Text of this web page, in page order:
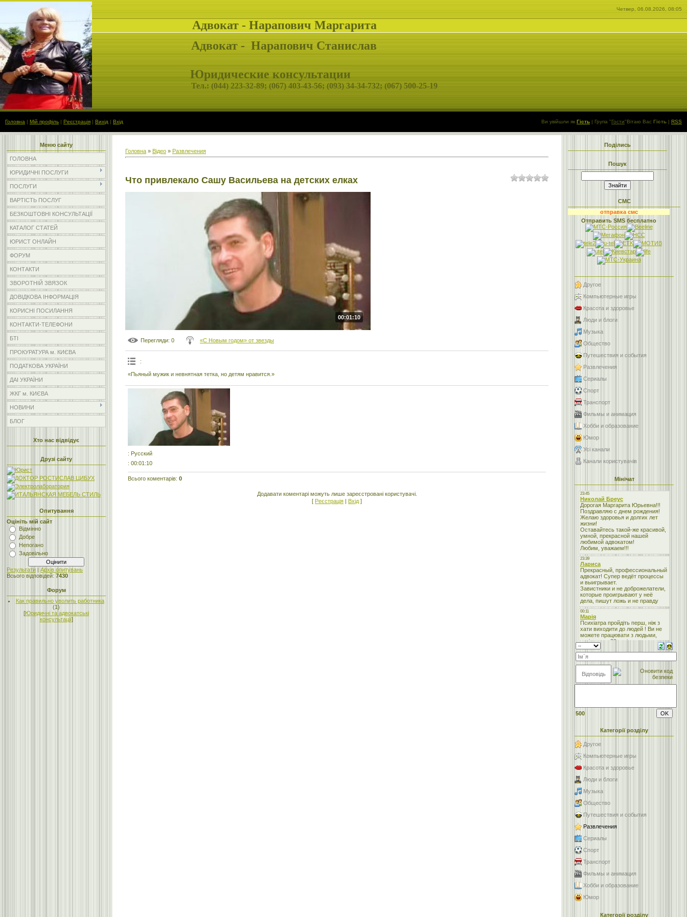
Четвер, 06.08.2026, 08:05
Адвокат - Нарапович Маргарита
Адвокат - Нарапович Станислав
Юридические консультации
Тел.: (044) 223-32-89;(067) 403-43-56; (093) 34-34-732; (067) 500-25-19
Головна | Мій профіль | Реєстрація | Вихід | Вхід Ви увійшли як Гість | Група "Гости"Вітаю Вас Гість | RSS
Меню сайту
ГОЛОВНА
ЮРИДИЧНІ ПОСЛУГИ
ПОСЛУГИ
ВАРТІСТЬ ПОСЛУГ
БЕЗКОШТОВНІ КОНСУЛЬТАЦІЇ
КАТАЛОГ СТАТЕЙ
ЮРИСТ ОНЛАЙН
ФОРУМ
КОНТАКТИ
ЗВОРОТНІЙ ЗВЯЗОК
ДОВІДКОВА ІНФОРМАЦІЯ
КОРИСНІ ПОСИЛАННЯ
КОНТАКТИ-ТЕЛЕФОНИ
БТІ
ПРОКУРАТУРА м. КИЄВА
ПОДАТКОВА УКРАЇНИ
ДАІ УКРАЇНИ
ЖКГ м. КИЄВА
НОВИНИ
БЛОГ
Хто нас відвідує
Друзі сайту
Опитування
Оцініть мій сайт
Відмінно
Добре
Непогано
Задовільно
Результати | Архів опитувань
Всього відповідей: 7430
Форум
Как правильно уволить работника
(1)
[Юридичні та адвокатські
консультації]
Головна » Відео » Развлечения
Что привлекало Сашу Васильева на детских елках
00:01:10
Перегляди: 0 «С Новым годом» от звезды
:
«Пьяный мужик и невнятная тетка, но детям нравится.»
: Русский
: 00:01:10
Всього коментарів: 0
Додавати коментарі можуть лише зареєстровані користувачі.
[ Реєстрація | Вхід ]
Поділись
Пошук
СМС
отправка смс
Отправить SMS бесплатно
Другое
Компьютерные игры
Красота и здоровье
Люди и блоги
Музыка
Общество
Путешествия и события
Развлечения
Сериалы
Спорт
Транспорт
Фильмы и анимация
Хобби и образование
Юмор
Усі канали
Канали користувачів
Мінічат
500
Категорії розділу
Другое
Компьютерные игры
Красота и здоровье
Люди и блоги
Музыка
Общество
Путешествия и события
Развлечения
Сериалы
Спорт
Транспорт
Фильмы и анимация
Хобби и образование
Юмор
Категорії розділу